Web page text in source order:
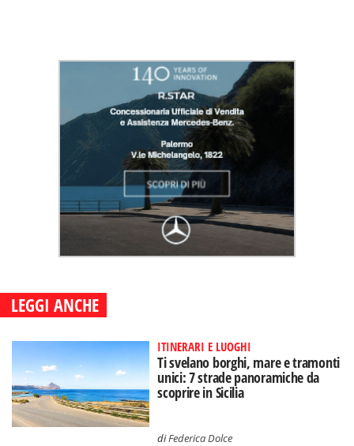
LEGGI ANCHE
ITINERARI E LUOGHI
Ti svelano borghi, mare e tramonti
unici: 7 strade panoramiche da
scoprire in Sicilia
diFederica Dolce